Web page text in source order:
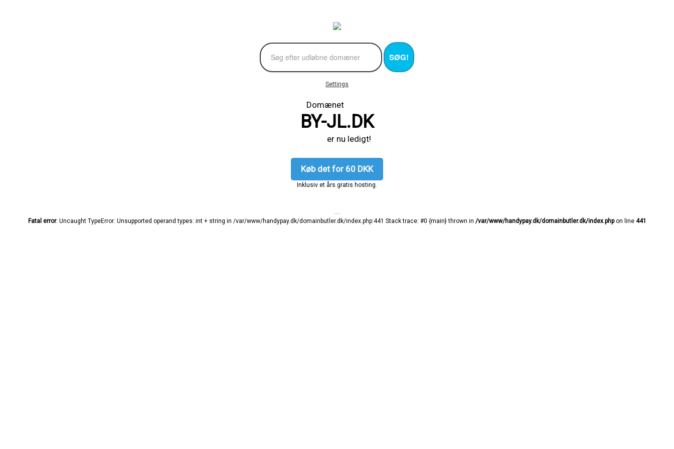
SØG!
Settings
Domænet
BY-JL.DK
er nu ledigt!
Køb det for 60 DKK
Inklusiv et års gratis hosting.
Fatal error: Uncaught TypeError: Unsupported operand types: int + string in /var/www/handypay.dk/domainbutler.dk/index.php:441 Stack trace: #0 {main} thrown in /var/www/handypay.dk/domainbutler.dk/index.phpon line 441